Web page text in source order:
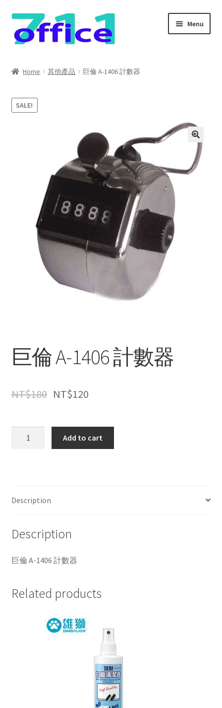
Skip
to
navigation
Skip
to
content
Menu
結帳
防詐騙聲明
Home 其他產品 巨倫 A-1406 計數器
SALE!
巨倫 A-1406 計數器
NT$180 NT$120
Add to cart
Description
Description
巨倫 A-1406 計數器
Related products